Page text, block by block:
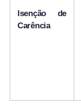
Isenção de
Carência